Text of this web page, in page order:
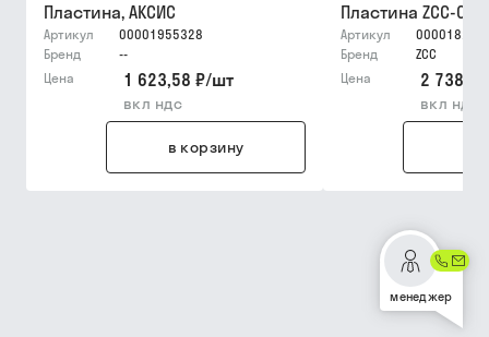
Пластина, АКСИС
Артикул
00001955328
Бренд
--
Цена
1 623,58 ₽/шт
вкл ндс
в корзину
Пластина ZCC-CT
Артикул
Бренд
ZCC
Цена
2
вкл ндс
менеджер